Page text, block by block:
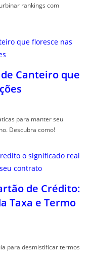
rankings com
Canteiro que
para manter seu
Descubra como!
de Crédito:
Taxa e Termo
para desmistificar termos